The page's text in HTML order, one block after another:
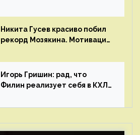
Никита Гусев красиво побил
рекорд Мозякина. Мотивации
много
Игорь Гришин: рад, что
Филин реализует себя в КХЛ
стали загонять его в рамки